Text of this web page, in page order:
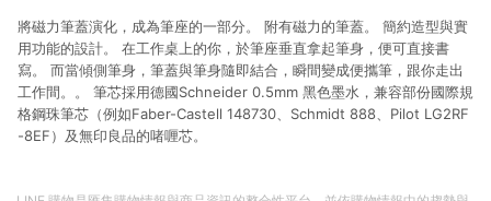
將磁力筆蓋演化，成為筆座的一部分。 附有磁力的筆蓋。 簡約造型與實
用功能的設計。 在工作桌上的你，於筆座垂直拿起筆身，便可直接書
寫。 而當傾側筆身，筆蓋與筆身隨即結合，瞬間變成便攜筆，跟你走出
工作間。。 筆芯採用德國Schneider 0.5mm 黑色墨水，兼容部份國際規
格鋼珠筆芯（例如Faber-Castell 148730、Schmidt 888、Pilot LG2RF
-8EF）及無印良品的啫喱芯。